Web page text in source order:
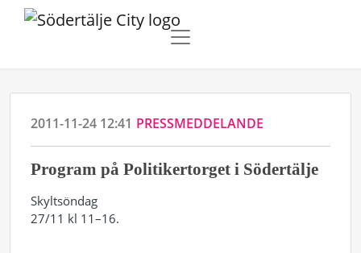
2011-11-24 12:41 PRESSMEDDELANDE
Program på Politikertorget i Södertälje
Skyltsöndag
27/11 kl 11–16.